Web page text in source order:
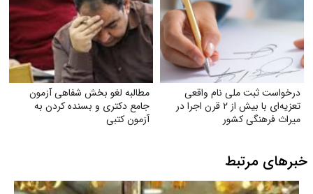
درخواست ثبت ملی نام واقعی
تعزیه‌ای با بیش از ۲ قرن اجرا در
میراث فرهنگی کشور
مطالبه لغو بخش شفاهی آزمون
جامع دکتری و بسنده کردن به
آزمون کتبی
خبرهای مرتبط